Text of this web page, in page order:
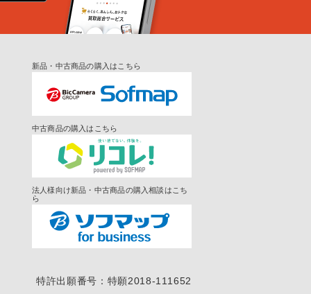
新品・中古商品の購入はこちら
中古商品の購入はこちら
法人様向け新品・中古商品の購入相談はこち
ら
特許出願番号：特願2018-111652